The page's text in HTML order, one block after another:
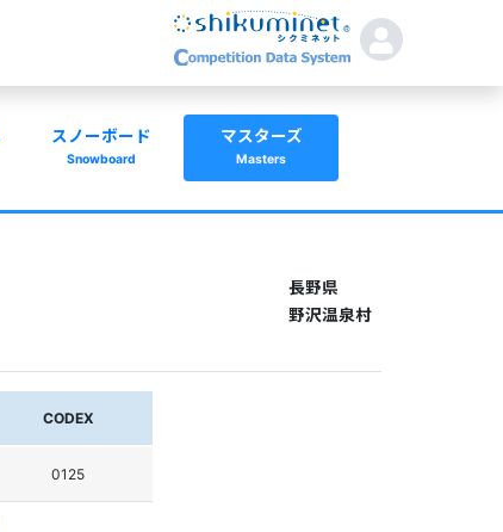
スノーボード
Snowboard
マスターズ
Masters
長野県
野沢温泉村
CODEX
0125